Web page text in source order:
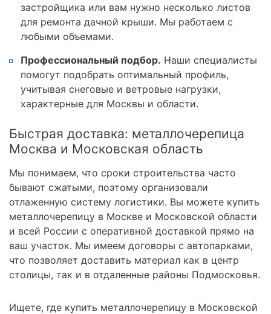
застройщика или вам нужно несколько листов
для ремонта дачной крыши. Мы работаем с
любыми объемами.
Профессиональный подбор. Наши специалисты
помогут подобрать оптимальный профиль,
учитывая снеговые и ветровые нагрузки,
характерные для Москвы и области.
Быстрая доставка: металлочерепица
Москва и Московская область
Мы понимаем, что сроки строительства часто
бывают сжатыми, поэтому организовали
отлаженную систему логистики. Вы можете купить
металлочерепицу в Москве и Московской области
и всей России с оперативной доставкой прямо на
ваш участок. Мы имеем договоры с автопарками,
что позволяет доставить материал как в центр
столицы, так и в отдаленные районы Подмосковья.
Ищете, где купить металлочерепицу в Московской